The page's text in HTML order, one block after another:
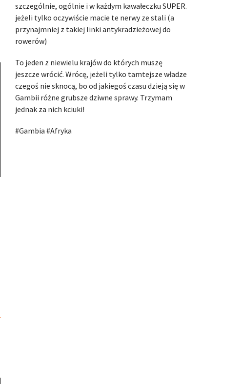
szczególnie, ogólnie i w każdym kawałeczku SUPER.
jeżeli tylko oczywiście macie te nerwy ze stali (a
przynajmniej z takiej linki antykradzieżowej do
rowerów)
To jeden z niewielu krajów do których muszę
jeszcze wrócić. Wrócę, jeżeli tylko tamtejsze władze
czegoś nie sknocą, bo od jakiegoś czasu dzieją się w
Gambii różne grubsze dziwne sprawy. Trzymam
jednak za nich kciuki!
#Gambia #Afryka